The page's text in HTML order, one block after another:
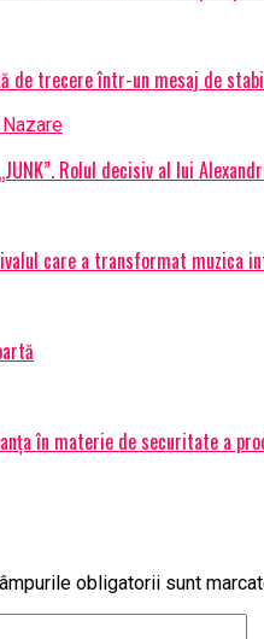
de trecere într-un mesaj de
Rolul decisiv al lui
care a transformat
în materie de securitate a
obligatorii sunt